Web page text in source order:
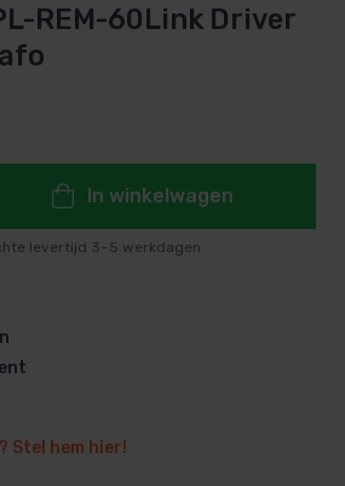
REM-60Link Driver
In winkelwagen
levertijd 3–5 werkdagen
Stel hem hier!